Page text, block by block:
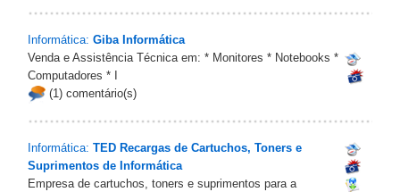
Informática: Giba Informática
Venda e Assistência Técnica em: * Monitores * Notebooks *
Computadores * I
(1) comentário(s)
Informática: TED Recargas de Cartuchos, Toners e
Suprimentos de Informática
Empresa de cartuchos, toners e suprimentos para a